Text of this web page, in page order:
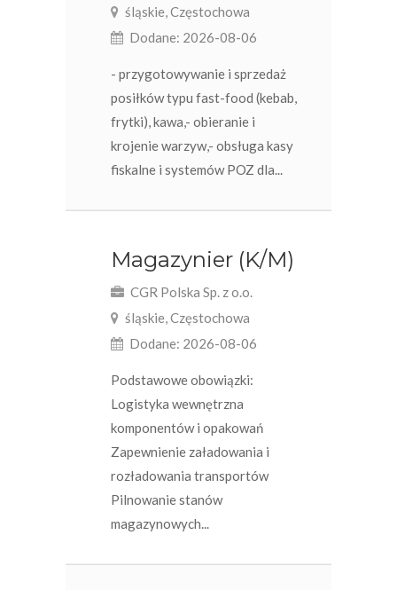
śląskie, Częstochowa
Dodane: 2026-08-06
- przygotowywanie i sprzedaż
posiłków typu fast-food (kebab,
frytki), kawa,- obieranie i
krojenie warzyw,- obsługa kasy
fiskalne i systemów POZ dla...
Magazynier (K/M)
CGR Polska Sp. z o.o.
śląskie, Częstochowa
Dodane: 2026-08-06
Podstawowe obowiązki:
Logistyka wewnętrzna
komponentów i opakowań
Zapewnienie załadowania i
rozładowania transportów
Pilnowanie stanów
magazynowych...